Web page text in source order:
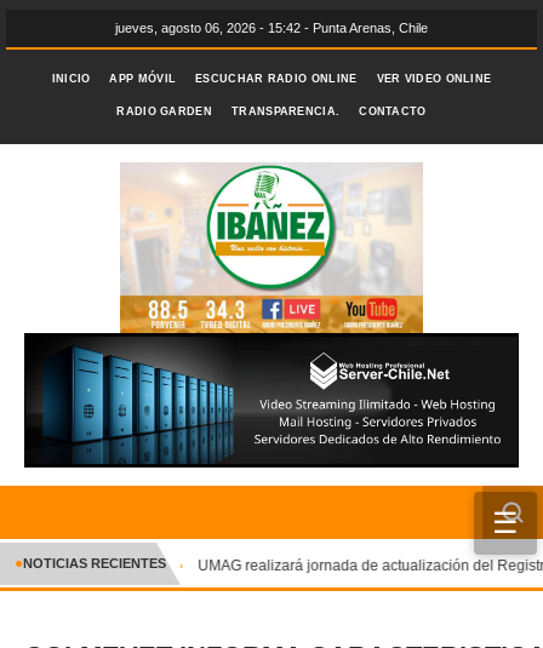
jueves, agosto 06, 2026 - 15:42 - Punta Arenas, Chile
INICIO APP MÓVIL ESCUCHAR RADIO ONLINE VER VIDEO ONLINE
RADIO GARDEN TRANSPARENCIA. CONTACTO
☰
INICIO
CRÓNICA
●NOTICIAS RECIENTES UMAG realizará jornada de actualización del